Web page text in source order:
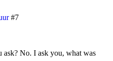
#7
No. I ask you, what was